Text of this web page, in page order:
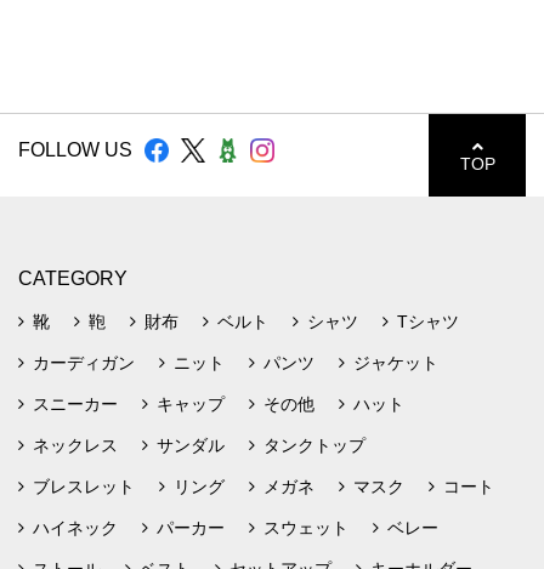
FOLLOW US
TOP
CATEGORY
靴 鞄 財布 ベルト シャツ Tシャツ
カーディガン ニット パンツ ジャケット
スニーカー キャップ その他 ハット
ネックレス サンダル タンクトップ
ブレスレット リング メガネ マスク コート
ハイネック パーカー スウェット ベレー